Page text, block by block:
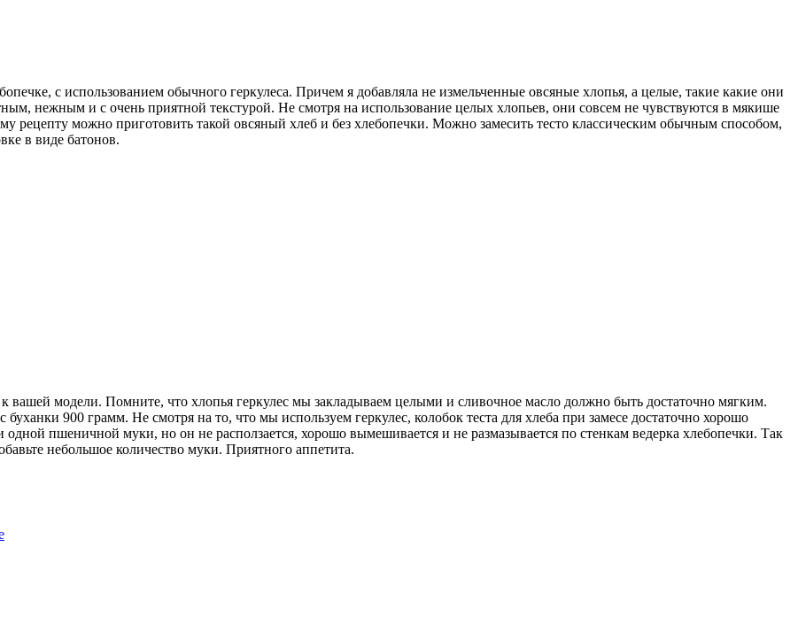
с использованием обычного геркулеса. Причем я добавляла не измельченные овсяные хлопья, а целые, такие какие они
нежным и с очень приятной текстурой. Не смотря на использование целых хлопьев, они совсем не чувствуются в мякише
рецепту можно приготовить такой овсяный хлеб и без хлебопечки. Можно замесить тесто классическим обычным способом,
в виде батонов.
вашей модели. Помните, что хлопья геркулес мы закладываем целыми и сливочное масло должно быть достаточно мягким.
900 грамм. Не смотря на то, что мы используем геркулес, колобок теста для хлеба при замесе достаточно хорошо
пшеничной муки, но он не расползается, хорошо вымешивается и не размазывается по стенкам ведерка хлебопечки. Так
небольшое количество муки. Приятного аппетита.